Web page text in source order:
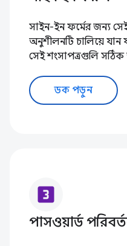
সাইন-ইন ফর্মের জন্য
অনুশীলনটি চালিয়ে যান
সেই শংসাপত্রগুলি সঠিক
ডক পড়ুন
looks_3
পাসওয়ার্ড